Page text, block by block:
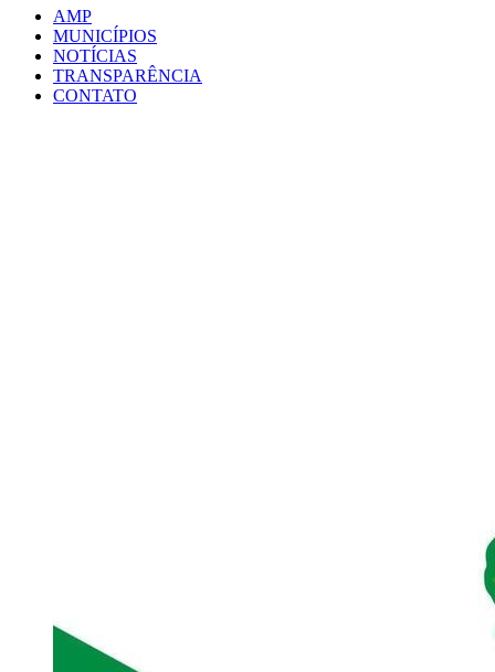
AMP
MUNICÍPIOS
NOTÍCIAS
TRANSPARÊNCIA
CONTATO